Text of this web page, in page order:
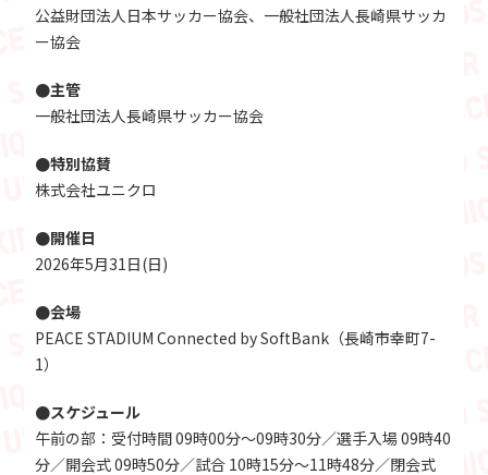
公益財団法人日本サッカー協会、一般社団法人長崎県サッカ
ー協会
●主管
一般社団法人長崎県サッカー協会
●特別協賛
株式会社ユニクロ
●開催日
2026年5月31日(日)
●会場
PEACE STADIUM Connected by SoftBank（長崎市幸町7-
1）
●スケジュール
午前の部：受付時間 09時00分～09時30分／選手入場 09時40
分／開会式 09時50分／試合 10時15分～11時48分／閉会式